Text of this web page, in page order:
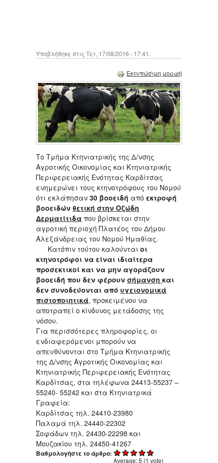
Υποβλήθηκε στις Τετ, 17/08/2016 - 17:41.
Εκτυπώσιμη μορφή
Το Τμήμα Κτηνιατρικής της Δ/νσης
Αγροτικής Οικονομίας και Κτηνιατρικής
Περιφερειακής Ενότητας Καρδίτσας
ενημερώνει τους κτηνοτρόφους του Νομού
ότι εκλάπησαν 30 βοοειδή από εκτροφή
βοοειδών θετική στην Οζώδη
Δερματίτιδα που βρίσκεται στην
αγροτική περιοχή Πλατέος του Δήμου
Αλεξάνδρειας του Νομού Ημαθίας.
Κατόπιν τούτου καλούνται οι
κτηνοτρόφοι να είναι ιδιαίτερα
προσεκτικοί και να μην αγοράζουν
βοοειδή που δεν φέρουν σήμανση και
δεν συνοδεύονται από υγειονομικά
πιστοποιητικά, προκειμένου να
αποτραπεί ο κίνδυνος μετάδοσης της
νόσου.
Για περισσότερες πληροφορίες, οι
ενδιαφερόμενοι μπορούν να
απευθύνονται στο Τμήμα Κτηνιατρικής
της Δ/νσης Αγροτικής Οικονομίας και
Κτηνιατρικής Περιφερειακής Ενότητας
Καρδίτσας, στα τηλέφωνα 24413-55237 –
55240- 55242 και στα Κτηνιατρικά
Γραφεία:
Καρδίτσας τηλ. 24410-23980
Παλαμά τηλ. 24440-22302
Σοφάδων τηλ. 24430-22298 και
Μουζακίου τηλ. 24450-41267
Βαθμολογήστε το άρθρο:
Average:5 (1 vote)